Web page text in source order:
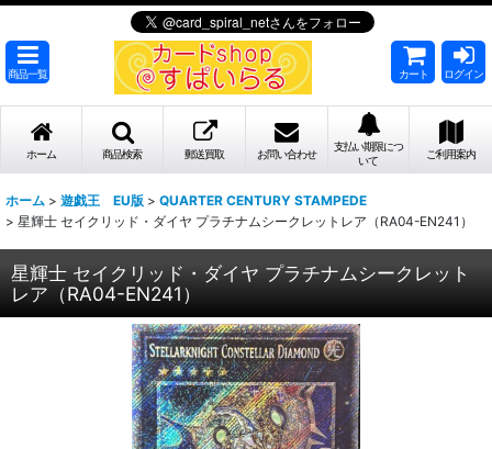
商品一覧 カート ログイン
ホーム 商品検索 郵送買取 お問い合わせ
支払い期限につ
いて
ご利用案内
ホーム > 遊戯王 EU版 > QUARTER CENTURY STAMPEDE
> 星輝士 セイクリッド・ダイヤ プラチナムシークレットレア（RA04-EN241）
星輝士 セイクリッド・ダイヤ プラチナムシークレット
レア（RA04-EN241）